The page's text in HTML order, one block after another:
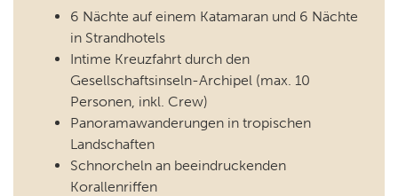
6 Nächte auf einem Katamaran und 6 Nächte
in Strandhotels
Intime Kreuzfahrt durch den
Gesellschaftsinseln-Archipel (max. 10
Personen, inkl. Crew)
Panoramawanderungen in tropischen
Landschaften
Schnorcheln an beeindruckenden
Korallenriffen